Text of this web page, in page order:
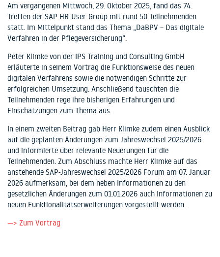
Am vergangenen Mittwoch, 29. Oktober 2025, fand das 74.
Treffen der SAP HR-User-Group mit rund 50 Teilnehmenden
statt. Im Mittelpunkt stand das Thema „DaBPV – Das digitale
Verfahren in der Pflegeversicherung“.
Peter Klimke von der IPS Training und Consulting GmbH
erläuterte in seinem Vortrag die Funktionsweise des neuen
digitalen Verfahrens sowie die notwendigen Schritte zur
erfolgreichen Umsetzung. Anschließend tauschten die
Teilnehmenden rege ihre bisherigen Erfahrungen und
Einschätzungen zum Thema aus.
In einem zweiten Beitrag gab Herr Klimke zudem einen Ausblick
auf die geplanten Änderungen zum Jahreswechsel 2025/2026
und informierte über relevante Neuerungen für die
Teilnehmenden. Zum Abschluss machte Herr Klimke auf das
anstehende SAP-Jahreswechsel 2025/2026 Forum am 07. Januar
2026 aufmerksam, bei dem neben Informationen zu den
gesetzlichen Änderungen zum 01.01.2026 auch Informationen zu
neuen Funktionalitätserweiterungen vorgestellt werden.
—> Zum Vortrag